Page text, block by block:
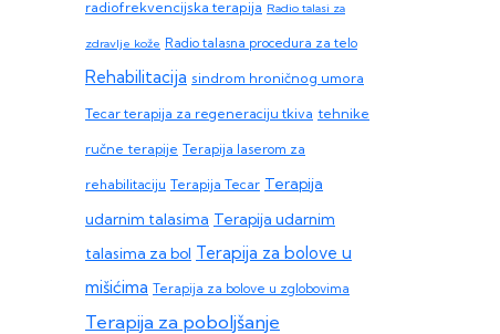
radiofrekvencijska terapija Radio talasi za
zdravlje kože Radio talasna procedura za telo
Rehabilitacija sindrom hroničnog umora
Tecar terapija za regeneraciju tkiva tehnike
ručne terapije Terapija laserom za
rehabilitaciju Terapija Tecar Terapija
udarnim talasima Terapija udarnim
talasima za bol Terapija za bolove u
mišićima Terapija za bolove u zglobovima
Terapija za poboljšanje